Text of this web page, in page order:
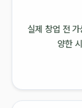
실제 창업 전
양한